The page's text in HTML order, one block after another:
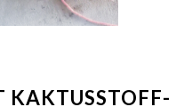
KAKTUSSTOFF-